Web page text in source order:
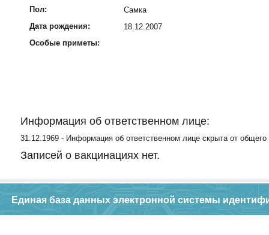
Пол:
Самка
Дата рождения:
18.12.2007
Особые приметы:
Информация об ответственном лице:
31.12.1969 - Информация об ответственном лице скрыта от общего
Записей о вакцинациях нет.
Единая база данных электронной системы